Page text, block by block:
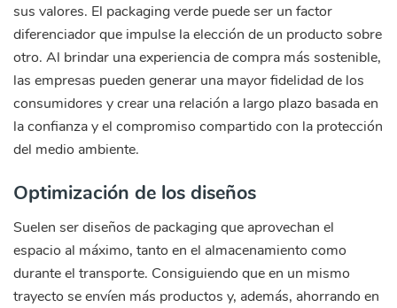
sus valores. El packaging verde puede ser un factor
diferenciador que impulse la elección de un producto sobre
otro. Al brindar una experiencia de compra más sostenible,
las empresas pueden generar una mayor fidelidad de los
consumidores y crear una relación a largo plazo basada en
la confianza y el compromiso compartido con la protección
del medio ambiente.
Optimización de los diseños
Suelen ser diseños de packaging que aprovechan el
espacio al máximo, tanto en el almacenamiento como
durante el transporte. Consiguiendo que en un mismo
trayecto se envíen más productos y, además, ahorrando en